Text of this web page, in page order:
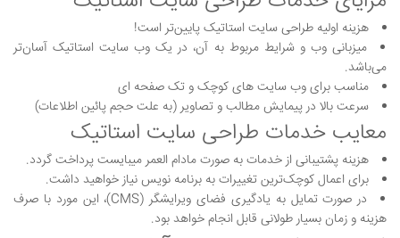
هزینه اولیه طراحی سایت استاتیک پایین‌تر است!
میزبانی وب و شرایط مربوط به آن، در یک وب سایت استاتیک آسان‌تر
می‌باشد.
مناسب برای وب سایت های کوچک و تک صفحه ای
سرعت بالا در پیمایش مطالب و تصاویر (به علت حجم پائین اطلاعات)
معایب خدمات طراحی سایت استاتیک
هزینه پشتیبانی از خدمات به صورت مادام العمر میبایست پرداخت گردد.
برای اعمال کوچک‌ترین تغییرات به برنامه نویس نیاز خواهید داشت.
در صورت تمایل به یادگیری فضای ویرایشگر (CMS)، این مورد با صرف
هزینه و زمان بسیار طولانی قابل انجام خواهد بود.